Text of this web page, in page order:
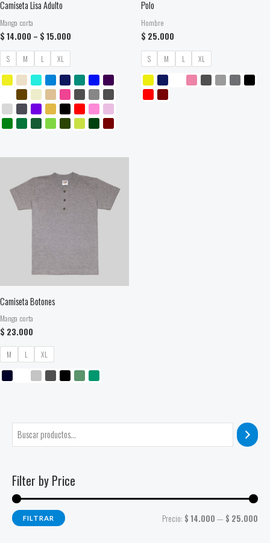
Camiseta Lisa Adulto
Manga corta
$ 14.000 – $ 15.000
S M L XL
Polo
Hombre
$ 25.000
S M L XL
Camiseta Botones
Manga corta
$ 23.000
M L XL
Filter by Price
FILTRAR Precio: $ 14.000 — $ 25.000